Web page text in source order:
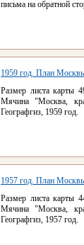
письма на обратной
1959 год. План
Размер листа карты
Мячина "Москва,
Географгиз, 1959 год.
1957 год. План
Размер листа карты
Мячина "Москва,
Географгиз, 1957 год.